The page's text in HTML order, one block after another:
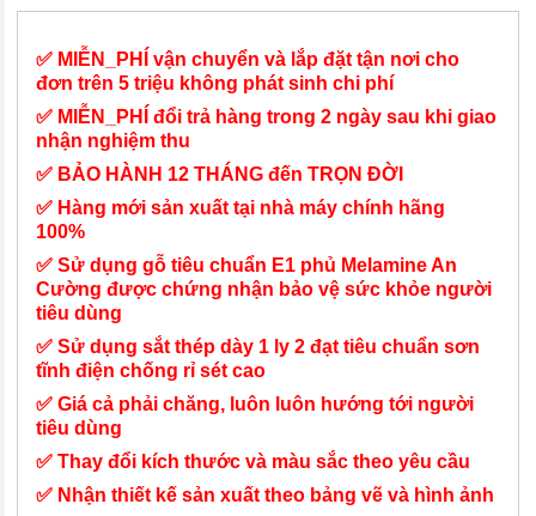
✅ MIỄN_PHÍ vận chuyển và lắp đặt tận nơi cho
đơn trên 5 triệu không phát sinh chi phí
✅ MIỄN_PHÍ đổi trả hàng trong 2 ngày sau khi giao
nhận nghiệm thu
✅ BẢO HÀNH 12 THÁNG đến TRỌN ĐỜI
✅ Hàng mới sản xuất tại nhà máy chính hãng
100%
✅ Sử dụng gỗ tiêu chuẩn E1 phủ Melamine An
Cường được chứng nhận bảo vệ sức khỏe người
tiêu dùng
✅ Sử dụng sắt thép dày 1 ly 2 đạt tiêu chuẩn sơn
tĩnh điện chống rỉ sét cao
✅ Giá cả phải chăng, luôn luôn hướng tới người
tiêu dùng
✅ Thay đổi kích thước và màu sắc theo yêu cầu
✅ Nhận thiết kế sản xuất theo bảng vẽ và hình ảnh